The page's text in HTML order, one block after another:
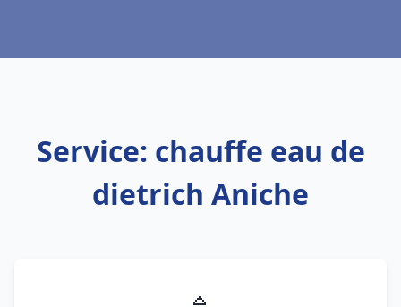
Service: chauffe eau de
dietrich Aniche